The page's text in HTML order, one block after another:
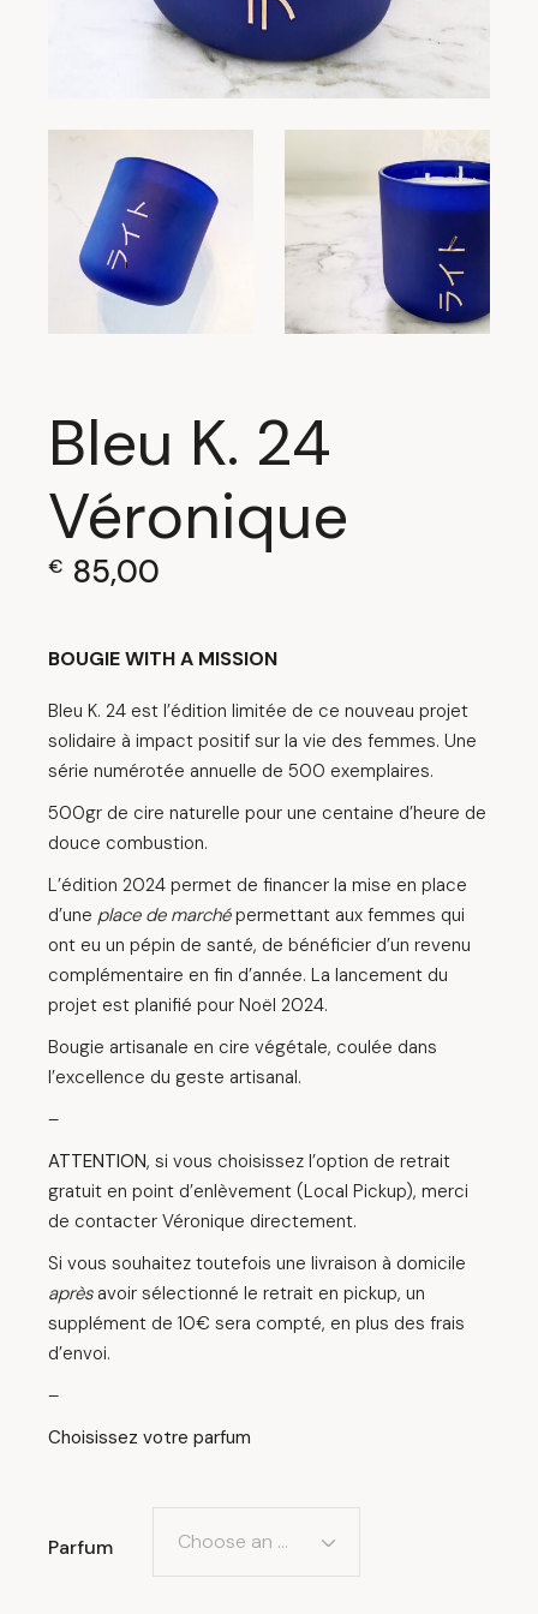
Bleu K. 24
Véronique
€ 85,00
BOUGIE WITH A MISSION
Bleu K. 24 est l’édition limitée de ce nouveau projet
solidaire à impact positif sur la vie des femmes. Une
série numérotée annuelle de 500 exemplaires.
500gr de cire naturelle pour une centaine d’heure de
douce combustion.
L’édition 2024 permet de financer la mise en place
d’une place de marchépermettant aux femmes qui
ont eu un pépin de santé, de bénéficier d’un revenu
complémentaire en fin d’année. La lancement du
projet est planifié pour Noël 2024.
Bougie artisanale en cire végétale, coulée dans
l’excellence du geste artisanal.
–
ATTENTION, si vous choisissez l’option de retrait
gratuit en point d’enlèvement (Local Pickup), merci
de contacter Véronique directement.
Si vous souhaitez toutefois une livraison à domicile
aprèsavoir sélectionné le retrait en pickup, un
supplément de 10€ sera compté, en plus des frais
d’envoi.
–
Choisissez votre parfum
Parfum Choose an option